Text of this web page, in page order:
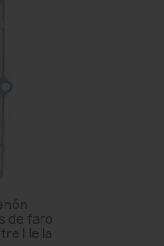
de faro
Hella